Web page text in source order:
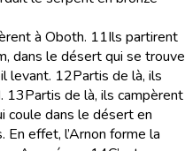
à Oboth. 11Ils partirent
dans le désert qui se trouve
levant. 12Partis de là, ils
13Partis de là, ils campèrent
coule dans le désert en
effet, l’Arnon forme la